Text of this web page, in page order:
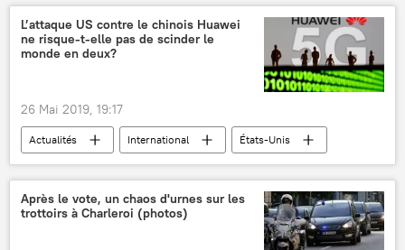
sauvetage
aide héros
fille
puits
parc
incident
L’attaque US contre le chinois Huawei
ne risque-t-elle pas de scinder le
monde en deux?
26 Mai 2019, 19:17
Actualités International
États-Unis
Chine
Australie
Europe
Canada
Royaume-Uni
Afrique
Amérique latine
Asie
Après le vote, un chaos d'urnes sur les
trottoirs à Charleroi (photos)